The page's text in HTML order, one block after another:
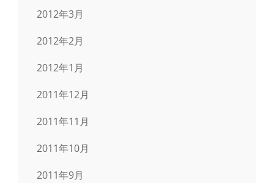
2012年3月
2012年2月
2012年1月
2011年12月
2011年11月
2011年10月
2011年9月